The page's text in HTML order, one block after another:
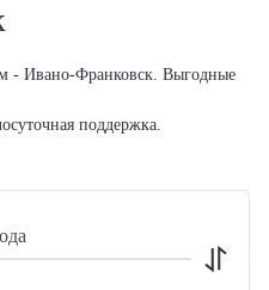
- Ивано-Франковск. Выгодные
поддержка.